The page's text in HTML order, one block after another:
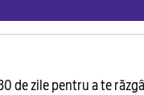
de zile pentru a te